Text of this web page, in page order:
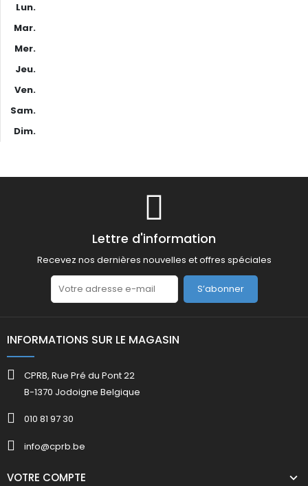
Lun.
Mar.
Mer.
Jeu.
Ven.
Sam.
Dim.
Lettre d'information
Recevez nos dernières nouvelles et offres spéciales
S’abonner
INFORMATIONS SUR LE MAGASIN
CPRB, Rue Pré du Pont 22
B-1370 Jodoigne Belgique
010 81 97 30
info@cprb.be
VOTRE COMPTE